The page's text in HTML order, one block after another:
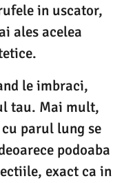
in uscator,
ales acelea
le imbraci,
tau. Mai mult,
parul lung se
podoaba
exact ca in